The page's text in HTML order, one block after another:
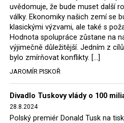
důl Turów vymazán z
Polsko nechalo z přiznaných
asi 70 milionů eur na
zaplatilo jako odškodnění
tak elektrárna nadále
tehdejší opozice a dnes
místopředseda Občanské
Hołownia, přímo řekli, že by se
tomuto rozhodnutí podřídit.
uvědomuje, že bude muset další
války. Ekonomiky našich zemí se
klasickými výzvami, ale také s
Hodnota spolupráce zůstane na
výjimečně důležitější. Jedním z
bylo zmírňovat konflikty. […]
JAROMÍR PISKOŘ
Divadlo Tuskovy vlády o 100
28.8.2024
Polský premiér Donald Tusk na